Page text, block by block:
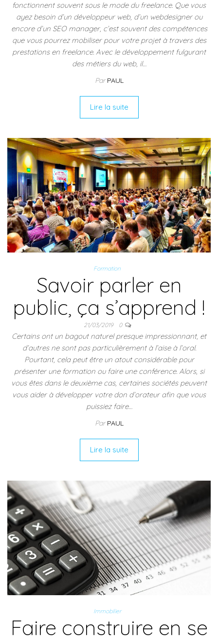
fonctionnent souvent sous le mode du freelance. Que vous
ayez besoin d’un développeur web, d’un webdesigner ou
encore d’un SEO manager, c’est souvent des compétences
que vous pourrez mobiliser pour votre projet à travers des
prestations en freelance. Avec le développement fulgurant
des métiers du web, il…
ParPAUL
Lire la suite
Formation
Savoir parler en
public, ça s’apprend !
21/03/2019 0
Certains ont un bagout naturel presque impressionnant, et
d’autres ne sont pas particulièrement à l’aise à l’oral.
Pourtant, cela peut être un atout considérable pour
présenter une formation ou faire une conférence. Alors, si
vous êtes dans le deuxième cas, certaines sociétés peuvent
vous aider à développer votre don d’orateur afin que vous
puissiez faire…
ParPAUL
Lire la suite
Immobilier
Faire construire en se